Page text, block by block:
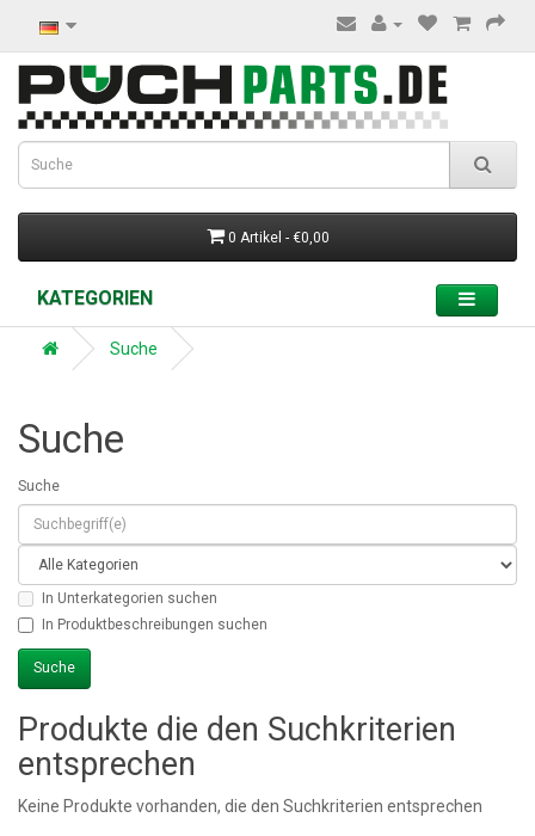
0 Artikel - €0,00
KATEGORIEN
Suche
Suche
Suche
In Unterkategorien suchen
In Produktbeschreibungen suchen
Produkte die den Suchkriterien
entsprechen
Keine Produkte vorhanden, die den Suchkriterien entsprechen